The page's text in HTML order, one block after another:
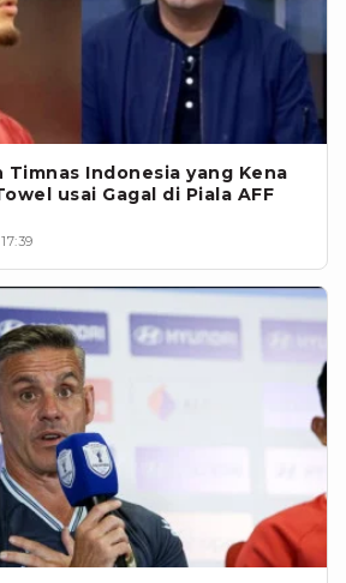
Timnas Indonesia yang Kena
usai Gagal di Piala AFF